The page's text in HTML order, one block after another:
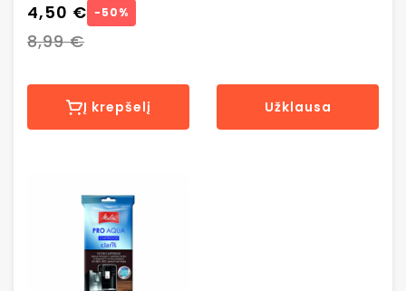
4,50 € −50%
8,99 €
Į krepšelį
vnt.
Užklausa